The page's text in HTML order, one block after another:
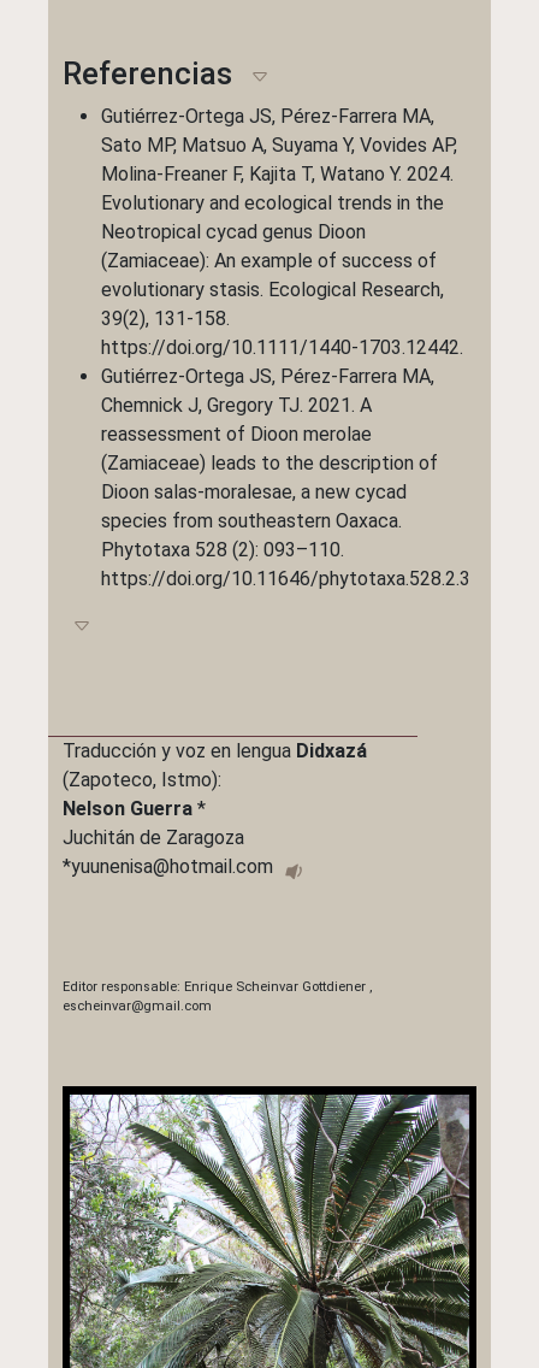
Referencias
Gutiérrez‐Ortega JS, Pérez‐Farrera MA,
Sato MP, Matsuo A, Suyama Y, Vovides AP,
Molina-Freaner F, Kajita T, Watano Y. 2024.
Evolutionary and ecological trends in the
Neotropical cycad genus Dioon
(Zamiaceae): An example of success of
evolutionary stasis. Ecological Research,
39(2), 131-158.
https://doi.org/10.1111/1440-1703.12442.
Gutiérrez-Ortega JS, Pérez-Farrera MA,
Chemnick J, Gregory TJ. 2021. A
reassessment of Dioon merolae
(Zamiaceae) leads to the description of
Dioon salas-moralesae, a new cycad
species from southeastern Oaxaca.
Phytotaxa 528 (2): 093–110.
https://doi.org/10.11646/phytotaxa.528.2.3
Traducción y voz en lengua Didxazá
(Zapoteco, Istmo):
Nelson Guerra *
Juchitán de Zaragoza
*yuunenisa@hotmail.com
Editor responsable: Enrique Scheinvar Gottdiener ,
escheinvar@gmail.com